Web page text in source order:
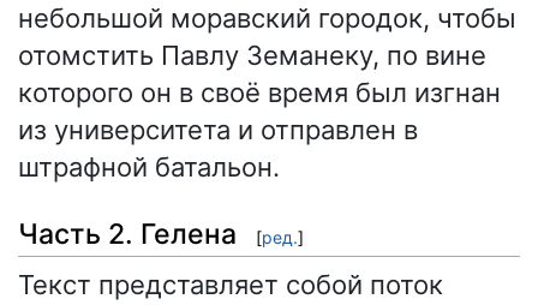
небольшой моравский городок, чтобы
отомстить Павлу Земанеку, по вине
которого он в своё время был изгнан
из университета и отправлен в
штрафной батальон.
Часть 2. Гелена [ред.]
Текст представляет собой поток